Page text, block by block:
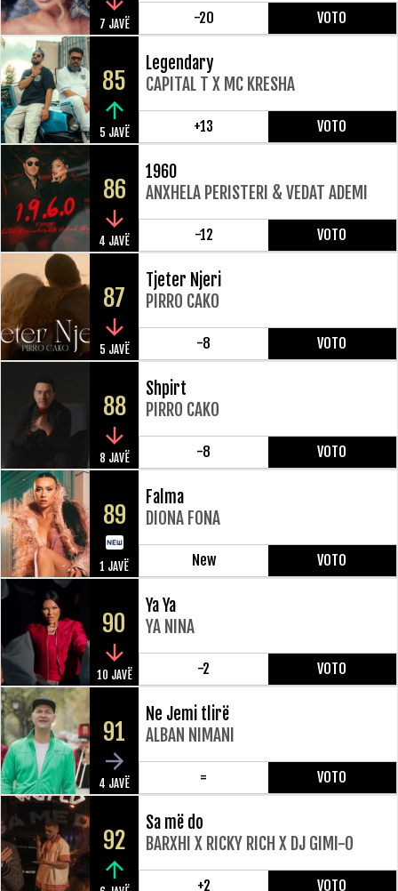
7 JAVË -20 VOTO
85
5 JAVË
Legendary
CAPITAL T X MC KRESHA
+13 VOTO
86
4 JAVË
1960
ANXHELA PERISTERI & VEDAT ADEMI
-12 VOTO
87
5 JAVË
Tjeter Njeri
PIRRO CAKO
-8 VOTO
88
8 JAVË
Shpirt
PIRRO CAKO
-8 VOTO
89
1 JAVË
Falma
DIONA FONA
New VOTO
90
10 JAVË
Ya Ya
YA NINA
-2 VOTO
91
4 JAVË
Ne Jemi tlirë
ALBAN NIMANI
= VOTO
92
Sa më do
BARXHI X RICKY RICH X DJ GIMI-O
+2 VOTO